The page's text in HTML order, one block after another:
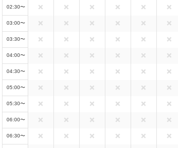
02:30〜
03:00〜
03:30〜
04:00〜
04:30〜
05:00〜
05:30〜
06:00〜
06:30〜